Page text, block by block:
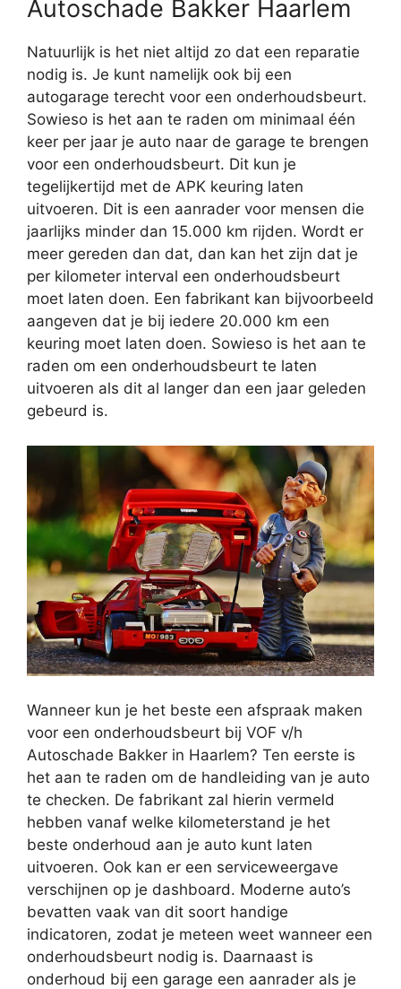
Autoschade Bakker Haarlem
Natuurlijk is het niet altijd zo dat een reparatie
nodig is. Je kunt namelijk ook bij een
autogarage terecht voor een onderhoudsbeurt.
Sowieso is het aan te raden om minimaal één
keer per jaar je auto naar de garage te brengen
voor een onderhoudsbeurt. Dit kun je
tegelijkertijd met de APK keuring laten
uitvoeren. Dit is een aanrader voor mensen die
jaarlijks minder dan 15.000 km rijden. Wordt er
meer gereden dan dat, dan kan het zijn dat je
per kilometer interval een onderhoudsbeurt
moet laten doen. Een fabrikant kan bijvoorbeeld
aangeven dat je bij iedere 20.000 km een
keuring moet laten doen. Sowieso is het aan te
raden om een onderhoudsbeurt te laten
uitvoeren als dit al langer dan een jaar geleden
gebeurd is.
Wanneer kun je het beste een afspraak maken
voor een onderhoudsbeurt bij VOF v/h
Autoschade Bakker in Haarlem? Ten eerste is
het aan te raden om de handleiding van je auto
te checken. De fabrikant zal hierin vermeld
hebben vanaf welke kilometerstand je het
beste onderhoud aan je auto kunt laten
uitvoeren. Ook kan er een serviceweergave
verschijnen op je dashboard. Moderne auto’s
bevatten vaak van dit soort handige
indicatoren, zodat je meteen weet wanneer een
onderhoudsbeurt nodig is. Daarnaast is
onderhoud bij een garage een aanrader als je